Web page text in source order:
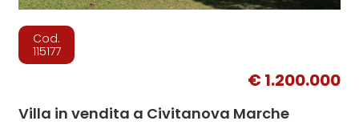
Cod.
115177
€ 1.200.000
Villa in vendita a Civitanova Marche